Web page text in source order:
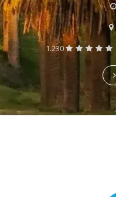
1.230